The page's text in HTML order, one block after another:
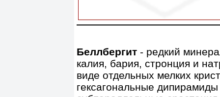
Беллбергит - редкий
калия, бария, стронция и
виде отдельных мелких
гексагональные